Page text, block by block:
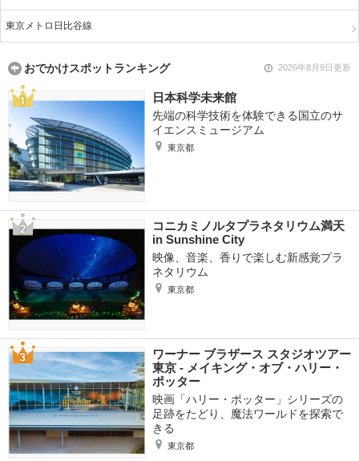
東京メトロ日比谷線
おでかけスポットランキング 2026年8月9日更新
日本科学未来館
先端の科学技術を体験できる国立のサ
イエンスミュージアム
東京都
コニカミノルタプラネタリウム満天
in Sunshine City
映像、音楽、香りで楽しむ新感覚プラ
ネタリウム
東京都
ワーナー ブラザース スタジオツアー
東京 ‐ メイキング・オブ・ハリー・
ポッター
映画「ハリー・ポッター」シリーズの
足跡をたどり、魔法ワールドを探索で
きる
東京都